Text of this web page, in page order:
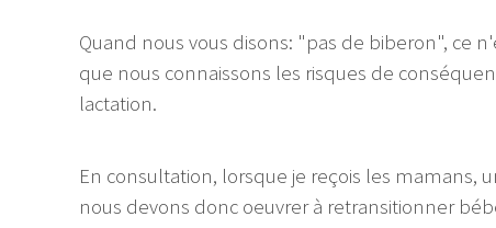
Quand nous vous disons: "pas de biberon", ce
que nous connaissons les risques de
lactation.
En consultation, lorsque je reçois les mamans,
nous devons donc oeuvrer à retransitionner